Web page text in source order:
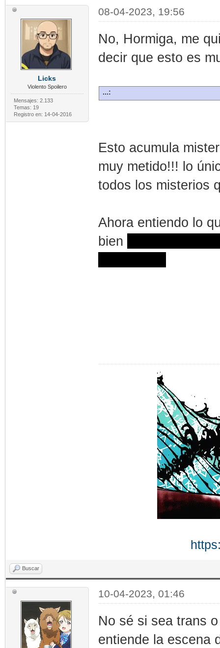
Licks
Violento Spoilero
Mensajes: 2.133
Temas: 19
Registro en: 14-04-2016
08-04-2023, 19:56
No, Hormiga, me
decir que esto es
...:
Esto acumula
muy metido!!! lo
todos los misterios
Ahora entiendo lo
bien
Buscar
10-04-2023, 01:46
No sé si sea trans
entiende la escena